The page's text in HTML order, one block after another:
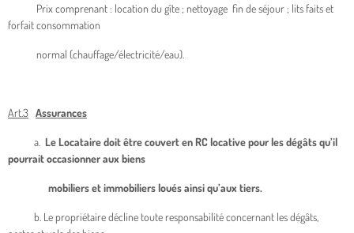
Prix comprenant : location du gîte ; nettoyage fin de séjour ; lits faits et
forfait consommation
normal (chauffage/électricité/eau).
Art.3 Assurances
a. Le Locataire doit être couvert en RC locative pour les dégâts qu’il
pourrait occasionner aux biens
mobiliers et immobiliers loués ainsi qu’aux tiers.
b. Le propriétaire décline toute responsabilité concernant les dégâts,